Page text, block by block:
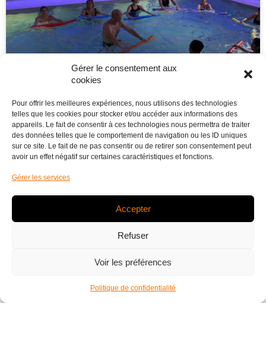
Gérer le consentement aux
cookies
Pour offrir les meilleures expériences, nous utilisons des technologies
telles que les cookies pour stocker et/ou accéder aux informations des
appareils. Le fait de consentir à ces technologies nous permettra de traiter
des données telles que le comportement de navigation ou les ID uniques
sur ce site. Le fait de ne pas consentir ou de retirer son consentement peut
avoir un effet négatif sur certaines caractéristiques et fonctions.
Gérer les services
Accepter
Refuser
Voir les préférences
Politique de confidentialité
FAIRE DU SPORT EN PISCINE : QUELS
AVANTAGES POUR QUELLES
ACTIVITÉS ?
Tout le monde le sait, faire du sport dans l’eau présente
une température idéale. Fitness Good Gym à Talence,
des avantages que le sport en piscine offre à votre corps
les activités physiques à pratiquer dans la piscine de
Sport en piscine : les avantages physiques de l’élément